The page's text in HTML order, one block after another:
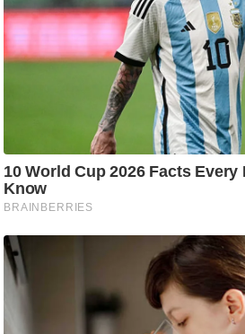
g
N
e
इ
फ
स्टा
ल
टे